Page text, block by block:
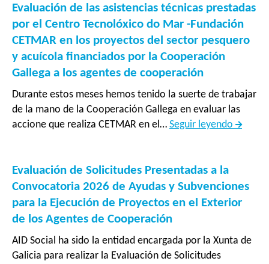
comunidades
de
acogida
de
cantones
fronterizos
formulación
de
proyecto
de
Acción
Humanitaria
en
Bangladesh
Evaluación de las asistencias técnicas prestadas
por el Centro Tecnolóxico do Mar -Fundación
CETMAR en los proyectos del sector pesquero
y acuícola financiados por la Cooperación
Gallega a los agentes de cooperación
Durante estos meses hemos tenido la suerte de trabajar
de la mano de la Cooperación Gallega en evaluar las
accione que realiza CETMAR en el… Seguir leyendo
Centro
Evaluación de Solicitudes Presentadas a la
Convocatoria 2026 de Ayudas y Subvenciones
para la Ejecución de Proyectos en el Exterior
de los Agentes de Cooperación
AID Social ha sido la entidad encargada por la Xunta de
Galicia para realizar la Evaluación de Solicitudes